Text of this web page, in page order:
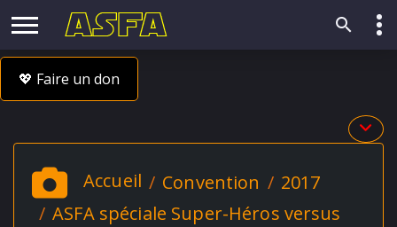
💖 Faire un don
Accueil Convention
2017
ASFA spéciale Super-Héros versus